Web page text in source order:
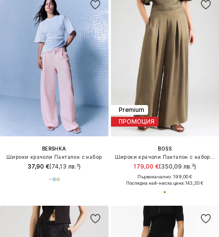
BERSHKA
Широки крачоли Панталон с набор
37,90 €(74,13 лв.³)
Premium
ПРОМОЦИЯ
BOSS
179,00 €(350,09 лв.³)
Първоначално: 199,00 €
Последна най-ниска цена:143,20 €